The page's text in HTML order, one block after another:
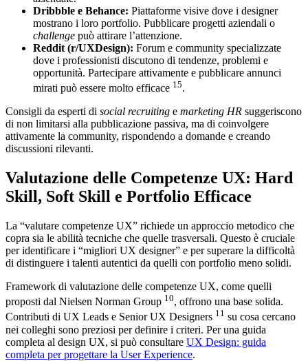
Dribbble e Behance: Piattaforme visive dove i designer
mostrano i loro portfolio. Pubblicare progetti aziendali o
challenge può attirare l’attenzione.
Reddit (r/UXDesign): Forum e community specializzate
dove i professionisti discutono di tendenze, problemi e
opportunità. Partecipare attivamente e pubblicare annunci
mirati può essere molto efficace 15.
Consigli da esperti di social recruiting e marketing HR suggeriscono
di non limitarsi alla pubblicazione passiva, ma di coinvolgere
attivamente la community, rispondendo a domande e creando
discussioni rilevanti.
Valutazione delle Competenze UX: Hard
Skill, Soft Skill e Portfolio Efficace
La “valutare competenze UX” richiede un approccio metodico che
copra sia le abilità tecniche che quelle trasversali. Questo è cruciale
per identificare i “migliori UX designer” e per superare la difficoltà
di distinguere i talenti autentici da quelli con portfolio meno solidi.
Framework di valutazione delle competenze UX, come quelli
proposti dal Nielsen Norman Group 10, offrono una base solida.
Contributi di UX Leads e Senior UX Designers 11 su cosa cercano
nei colleghi sono preziosi per definire i criteri. Per una guida
completa al design UX, si può consultare UX Design: guida
completa per progettare la User Experience.